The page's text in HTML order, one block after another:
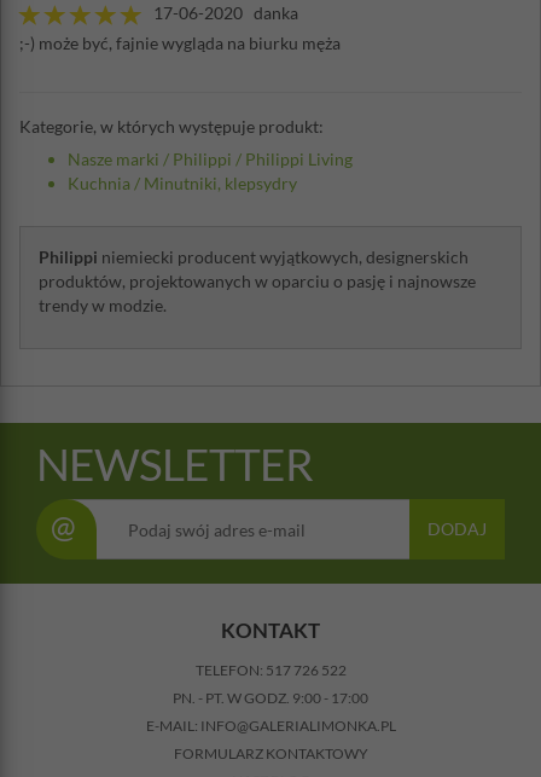
17-06-2020 danka
;-) może być, fajnie wygląda na biurku męża
Kategorie, w których występuje produkt:
Nasze marki / Philippi / Philippi Living
Kuchnia / Minutniki, klepsydry
Philippi niemiecki producent wyjątkowych, designerskich
produktów, projektowanych w oparciu o pasję i najnowsze
trendy w modzie.
NEWSLETTER
@ DODAJ
KONTAKT
TELEFON: 517 726 522
PN. - PT. W GODZ. 9:00 - 17:00
E-MAIL: INFO@GALERIALIMONKA.PL
FORMULARZ KONTAKTOWY